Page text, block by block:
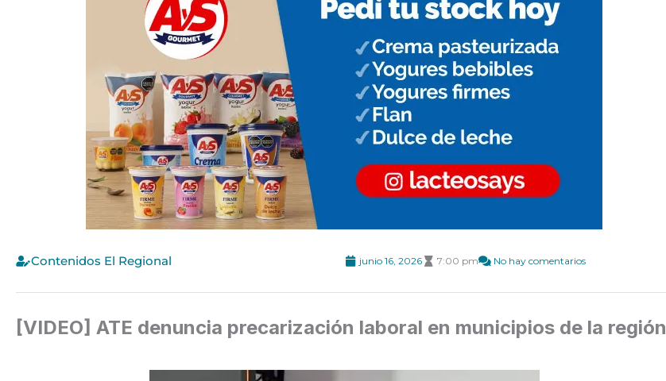
Contenidos El Regional junio 16, 2026 7:00 pm No hay comentarios
[VIDEO] ATE denuncia precarización laboral en municipios de la región